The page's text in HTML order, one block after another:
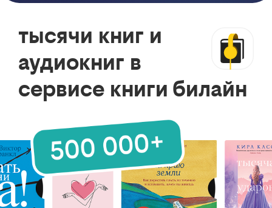
тысячи книг и
аудиокниг в
сервисе книги билайн